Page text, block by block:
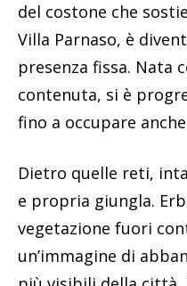
del costone che
Villa Parnaso, è
presenza fissa. Nata
contenuta, si è
fino a occupare
Dietro quelle reti,
e propria giungla.
vegetazione fuori
un’immagine di